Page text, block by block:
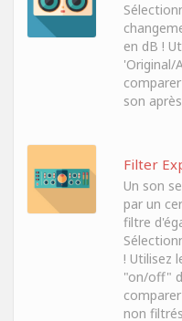
en dB !
'Original/
son
Filter
Un son
par un
filtre
! Utilisez
"on/off"
non